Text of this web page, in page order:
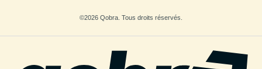
©2026 Qobra. Tous droits réservés.